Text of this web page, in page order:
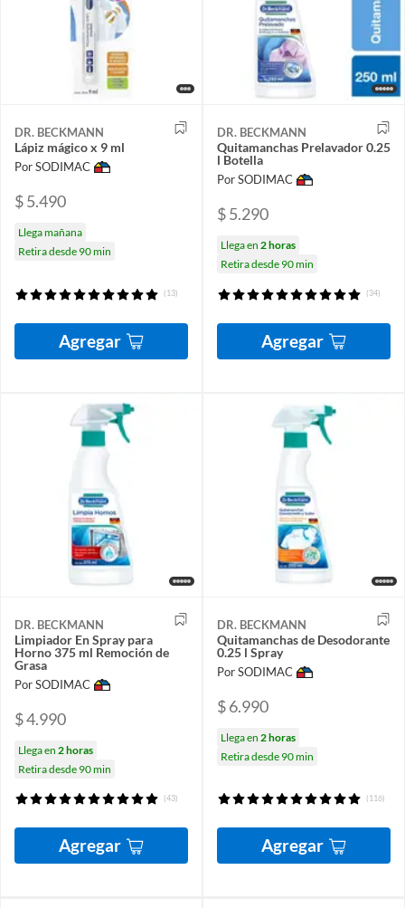
DR. BECKMANN
Lápiz mágico x 9 ml
Por SODIMAC
$ 5.490
Llega mañana
Retira desde 90 min
(13)
Agregar
DR. BECKMANN
Quitamanchas Prelavador 0.25
l Botella
Por SODIMAC
$ 5.290
Llega en 2 horas
Retira desde 90 min
(34)
Agregar
DR. BECKMANN
Limpiador En Spray para
Horno 375 ml Remoción de
Grasa
Por SODIMAC
$ 4.990
Llega en 2 horas
Retira desde 90 min
(43)
Agregar
DR. BECKMANN
Quitamanchas de Desodorante
0.25 l Spray
Por SODIMAC
$ 6.990
Llega en 2 horas
Retira desde 90 min
(116)
Agregar